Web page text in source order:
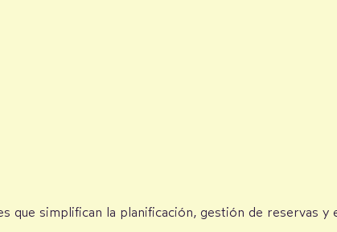
que simplifican la planificación, gestión de reservas